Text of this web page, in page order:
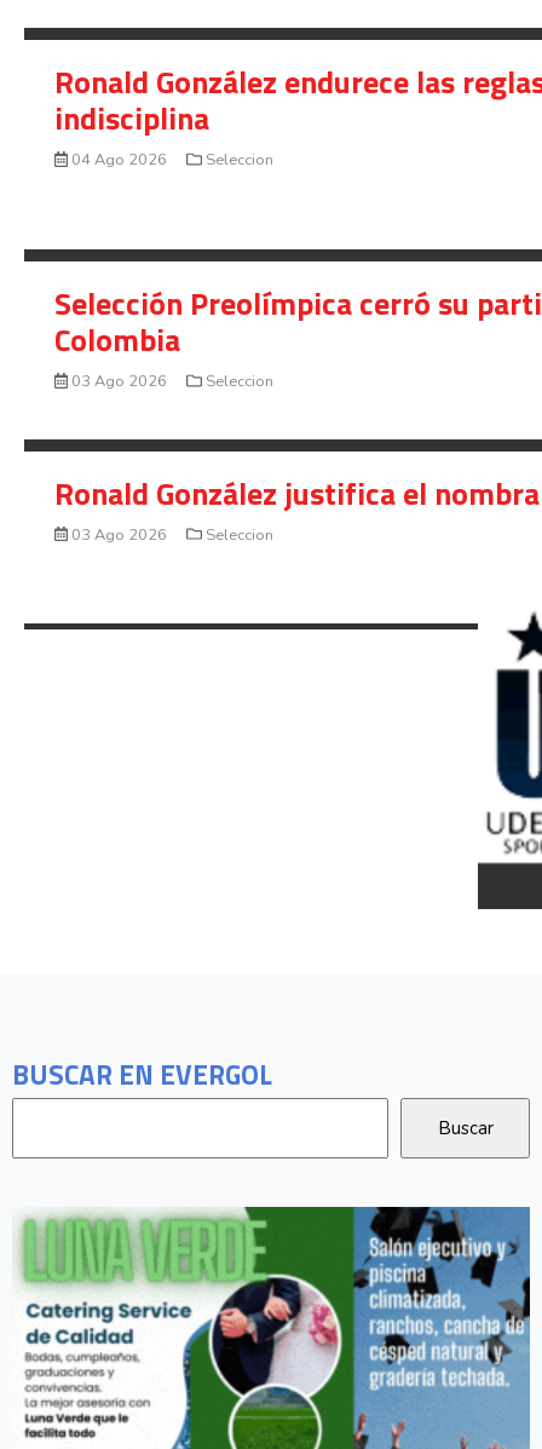
BUSCAR EN EVERGOL
Ronald González endurece las
indisciplina
04 Ago 2026 Seleccion
Selección Preolímpica cerró su
Colombia
03 Ago 2026 Seleccion
Ronald González justifica el
03 Ago 2026 Seleccion